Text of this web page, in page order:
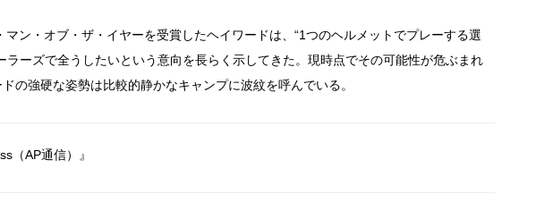
ン・オブ・ザ・イヤーを受賞したヘイワードは、“1つのヘルメットでプレーする選
ラーズで全うしたいという意向を長らく示してきた。現時点でその可能性が危ぶまれ
の強硬な姿勢は比較的静かなキャンプに波紋を呼んでいる。
（AP通信）』